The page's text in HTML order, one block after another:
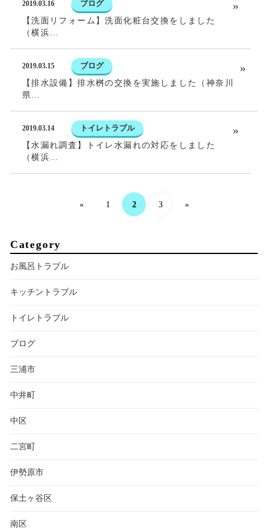
2019.03.16
ブログ
【洗面リフォーム】洗面化粧台交換をしました
（横浜…
2019.03.15
ブログ
【排水設備】排水桝の交換を実施しました（神奈川
県…
2019.03.14
トイレトラブル
【水漏れ調査】トイレ水漏れの対応をしました
（横浜…
« 1 2 3 »
Category
お風呂トラブル
キッチントラブル
トイレトラブル
ブログ
三浦市
中井町
中区
二宮町
伊勢原市
保土ヶ谷区
南区